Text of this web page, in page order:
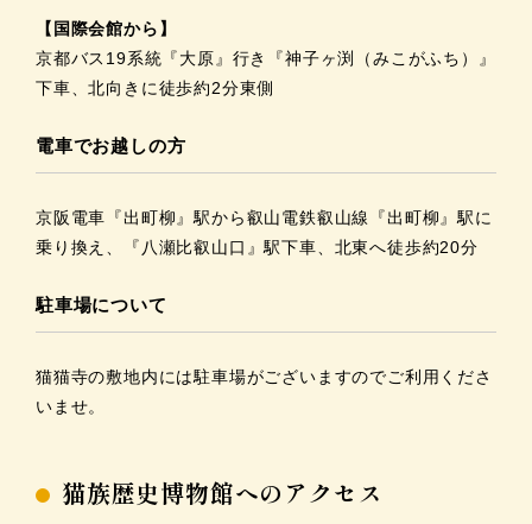
【国際会館から】
京都バス19系統『大原』行き『神子ヶ渕（みこがふち）』
下車、北向きに徒歩約2分東側
電車でお越しの方
京阪電車『出町柳』駅から叡山電鉄叡山線『出町柳』駅に
乗り換え、『八瀬比叡山口』駅下車、北東へ徒歩約20分
駐車場について
猫猫寺の敷地内には駐車場がございますのでご利用くださ
いませ。
猫族歴史博物館へのアクセス